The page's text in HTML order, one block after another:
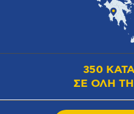
350
ΣΕ ΟΛΗ